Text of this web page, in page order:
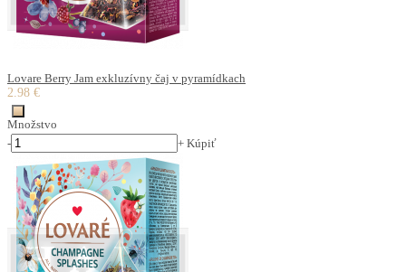
Lovare Berry Jam exkluzívny čaj v pyramídkach
2.98 €
Množstvo
-
+ Kúpiť